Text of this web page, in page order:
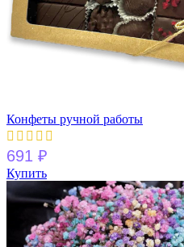
Конфеты ручной работы
691 ₽
Купить